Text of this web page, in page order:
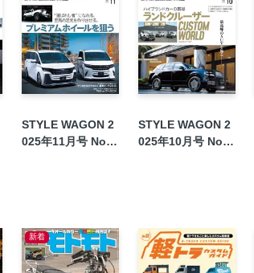
STYLE WAGON 2
025年11月号 No.3
STYLE WAGON 2
025年10月号 No.3
新着